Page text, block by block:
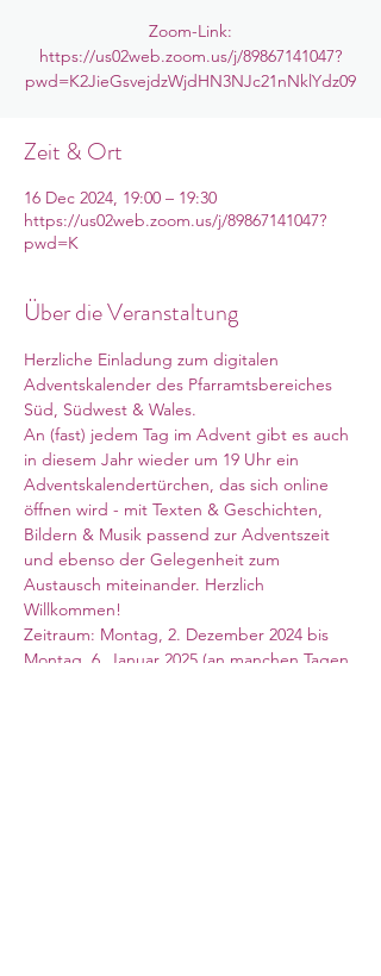
Zoom-Link:
https://us02web.zoom.us/j/89867141047?
pwd=K2JieGsvejdzWjdHN3NJc21nNklYdz09
Zeit & Ort
16 Dec 2024, 19:00 – 19:30
https://us02web.zoom.us/j/89867141047?
pwd=K
Über die Veranstaltung
Herzliche Einladung zum digitalen
Adventskalender des Pfarramtsbereiches
Süd, Südwest & Wales.
An (fast) jedem Tag im Advent gibt es auch
in diesem Jahr wieder um 19 Uhr ein
Adventskalendertürchen, das sich online
öffnen wird - mit Texten & Geschichten,
Bildern & Musik passend zur Adventszeit
und ebenso der Gelegenheit zum
Austausch miteinander. Herzlich
Willkommen!
Zeitraum: Montag, 2. Dezember 2024 bis
Montag, 6. Januar 2025 (an manchen Tagen